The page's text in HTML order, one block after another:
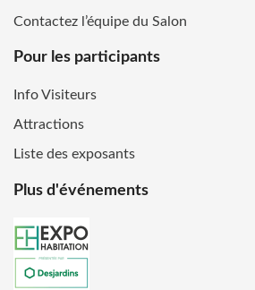
Contactez l’équipe du Salon
Pour les participants
Info Visiteurs
Attractions
Liste des exposants
Plus d'événements